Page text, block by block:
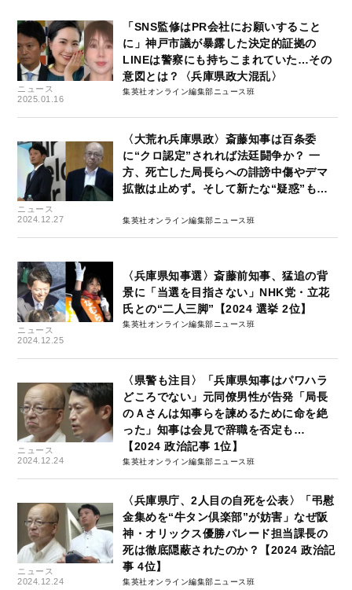
ニュース
2025.01.16
「SNS監修はPR会社にお願いすること
に」神戸市議が暴露した決定的証拠の
LINEは警察にも持ちこまれていた…その
意図とは？〈兵庫県政大混乱〉
集英社オンライン編集部ニュース班
ニュース
2024.12.27
〈大荒れ兵庫県政〉斎藤知事は百条委
に“クロ認定”されれば法廷闘争か？ 一
方、死亡した局長らへの誹謗中傷やデマ
拡散は止めず。そして新たな“疑惑”も…
集英社オンライン編集部ニュース班
ニュース
2024.12.25
〈兵庫県知事選〉斎藤前知事、猛追の背
景に「当選を目指さない」NHK党・立花
氏との“二人三脚”【2024 選挙 2位】
集英社オンライン編集部ニュース班
ニュース
2024.12.24
〈県警も注目〉「兵庫県知事はパワハラ
どころでない」元同僚男性が告発「局長
のＡさんは知事らを諫めるために命を絶
った」知事は会見で辞職を否定も…
【2024 政治記事 1位】
集英社オンライン編集部ニュース班
ニュース
2024.12.24
〈兵庫県庁、2人目の自死を公表〉「弔慰
金集めを“牛タン倶楽部”が妨害」なぜ阪
神・オリックス優勝パレード担当課長の
死は徹底隠蔽されたのか？【2024 政治記
事 4位】
集英社オンライン編集部ニュース班